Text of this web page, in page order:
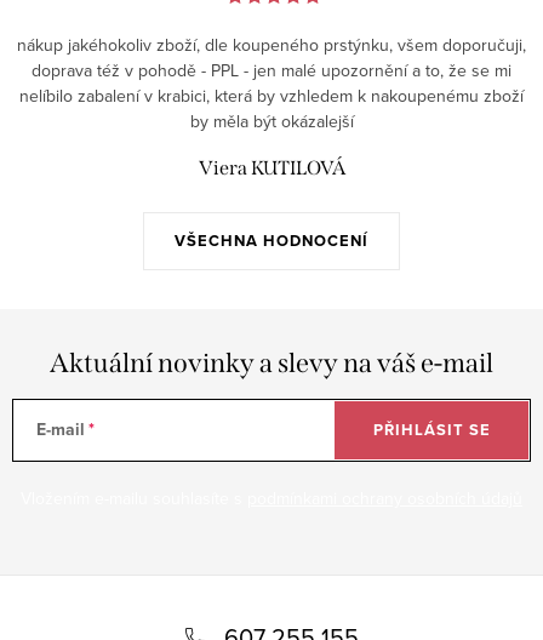
VŠECHNA HODNOCENÍ
nákup jakéhokoliv zboží, dle koupeného prstýnku, všem doporučuji,
doprava též v pohodě - PPL - jen malé upozornění a to, že se mi
nelíbilo zabalení v krabici, která by vzhledem k nakoupenému zboží
by měla být okázalejší
Viera KUTILOVÁ
Aktuální novinky a slevy na váš e-mail
E-mail PŘIHLÁSIT SE